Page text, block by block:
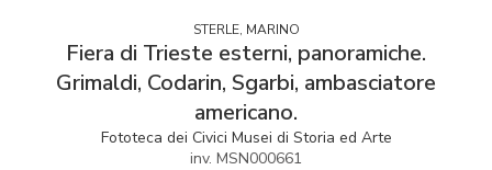
STERLE, MARINO
Fiera di Trieste esterni, panoramiche.
Grimaldi, Codarin, Sgarbi, ambasciatore
americano.
Fototeca dei Civici Musei di Storia ed Arte
inv. MSN000661